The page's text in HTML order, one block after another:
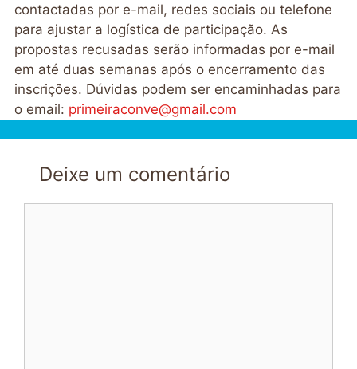
contactadas por e-mail, redes sociais ou telefone
para ajustar a logística de participação. As
propostas recusadas serão informadas por e-mail
em até duas semanas após o encerramento das
inscrições. Dúvidas podem ser encaminhadas para
o email: primeiraconve@gmail.com
Deixe um comentário